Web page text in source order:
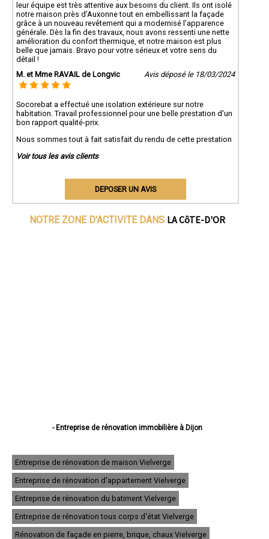
leur équipe est très attentive aux besoins du client. Ils ont isolé
notre maison près d’Auxonne tout en embellissant la façade
grâce à un nouveau revêtement qui a modernisé l’apparence
générale. Dès la fin des travaux, nous avons ressenti une nette
amélioration du confort thermique, et notre maison est plus
belle que jamais. Bravo pour votre sérieux et votre sens du
détail !
M. et Mme RAVAIL de Longvic
Avis déposé le 18/03/2024
Socorebat a effectué une isolation extérieure sur notre
habitation. Travail professionnel pour une belle prestation d'un
bon rapport qualité-prix.
Nous sommes tout à fait satisfait du rendu de cette prestation
Voir tous les avis clients
DEPOSER UN AVIS
NOTRE ZONE D'ACTIVITE DANS LA CôTE-D'OR
- Entreprise de rénovation immobilière à Dijon
- Entreprise de rénovation immobilière à Talant
- Entreprise de rénovation immobilière à Chevigny-Saint-Sauveur
- Entreprise de rénovation immobilière à Quetigny
- Entreprise de rénovation immobilière à Longvic
- Entreprise de rénovation immobilière à Fontaine-lès-Dijon
- Entreprise de rénovation immobilière à Auxonne
- Entreprise de rénovation immobilière à Saint-Apollinaire
- Entreprise de rénovation immobilière à Châtillon-sur-Seine
Entreprise de rénovation de maison Vielverge
Entreprise de rénovation d'appartement Vielverge
Entreprise de rénovation du batiment Vielverge
Entreprise de rénovation tous corps d'état Vielverge
Rénovation de façade en pierre, brique, chaux Vielverge